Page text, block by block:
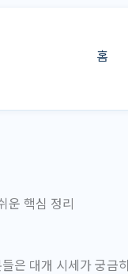
홈
운 핵심 정리
은 대개 시세가 궁금